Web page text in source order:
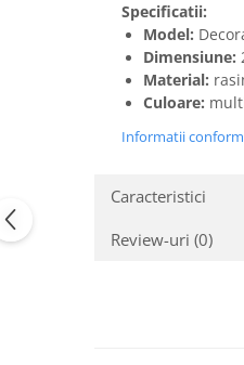
Specificatii:
Model:
Dimensiune:
Material:
Culoare:
Informatii
Caracteristici
Review-uri (0)